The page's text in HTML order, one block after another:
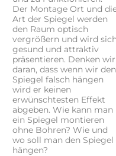
Der Montage Ort und
Art der Spiegel werden
den Raum optisch
vergrößern und wird
gesund und attraktiv
präsentieren. Denken wir
daran, dass wenn wir den
Spiegel falsch hängen
wird er keinen
erwünschtesten Effekt
abgeben. Wie kann man
ein Spiegel montieren
ohne Bohren? Wie und
wo soll man den Spiegel
hängen?